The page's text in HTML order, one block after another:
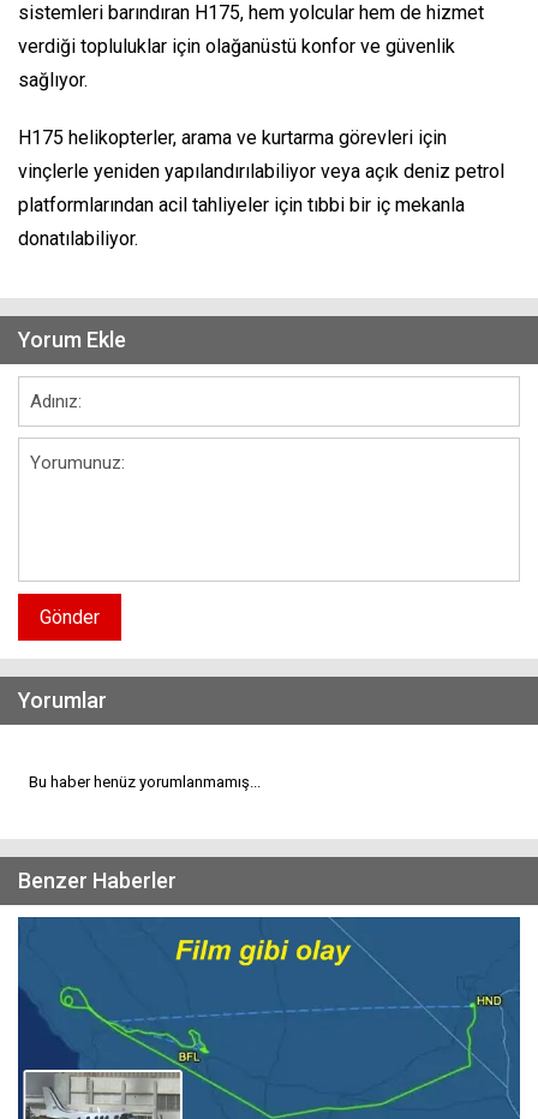
sistemleri barındıran H175, hem yolcular hem de hizmet
verdiği topluluklar için olağanüstü konfor ve güvenlik
sağlıyor.
H175 helikopterler, arama ve kurtarma görevleri için
vinçlerle yeniden yapılandırılabiliyor veya açık deniz petrol
platformlarından acil tahliyeler için tıbbi bir iç mekanla
donatılabiliyor.
Yorum Ekle
Gönder
Yorumlar
Bu haber henüz yorumlanmamış...
Benzer Haberler